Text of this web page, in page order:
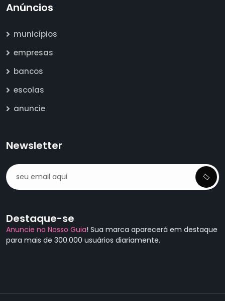
Anúncios
municípios
empresas
bancos
escolas
anuncie
Newsletter
Destaque-se
Anuncie no Nosso Guia! Sua marca aparecerá em destaque
para mais de 300.000 usuários diariamente.